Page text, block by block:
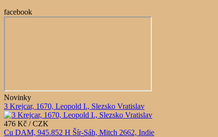
facebook
Novinky
3 Krejcar, 1670, Leopold I., Slezsko Vratislav
476 Kč / CZK
Cu DAM, 945.852 H Šír-Sáh, Mitch 2662, Indie